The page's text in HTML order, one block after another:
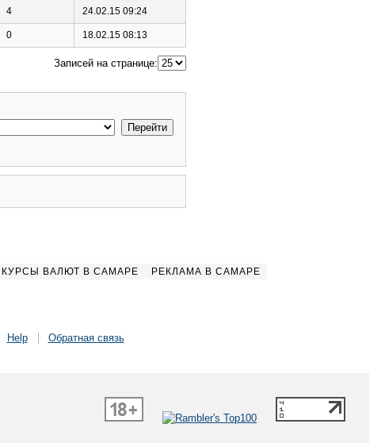
4 24.02.15 09:24
0 18.02.15 08:13
Записей на странице:
КУРСЫ ВАЛЮТ В САМАРЕ РЕКЛАМА В САМАРЕ
Help Обратная связь